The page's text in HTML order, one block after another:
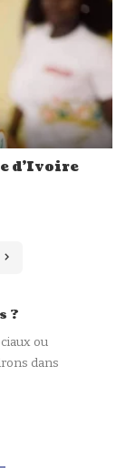
d’Ivoire
?
ou
dans